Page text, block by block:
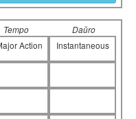
Tempo Daŭro
Action Instantaneous